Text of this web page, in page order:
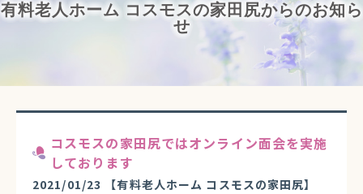
有料老人ホーム コスモスの家田尻からのお知ら
せ
コスモスの家田尻ではオンライン面会を実施
しております
2021/01/23 【有料老人ホーム コスモスの家田尻】